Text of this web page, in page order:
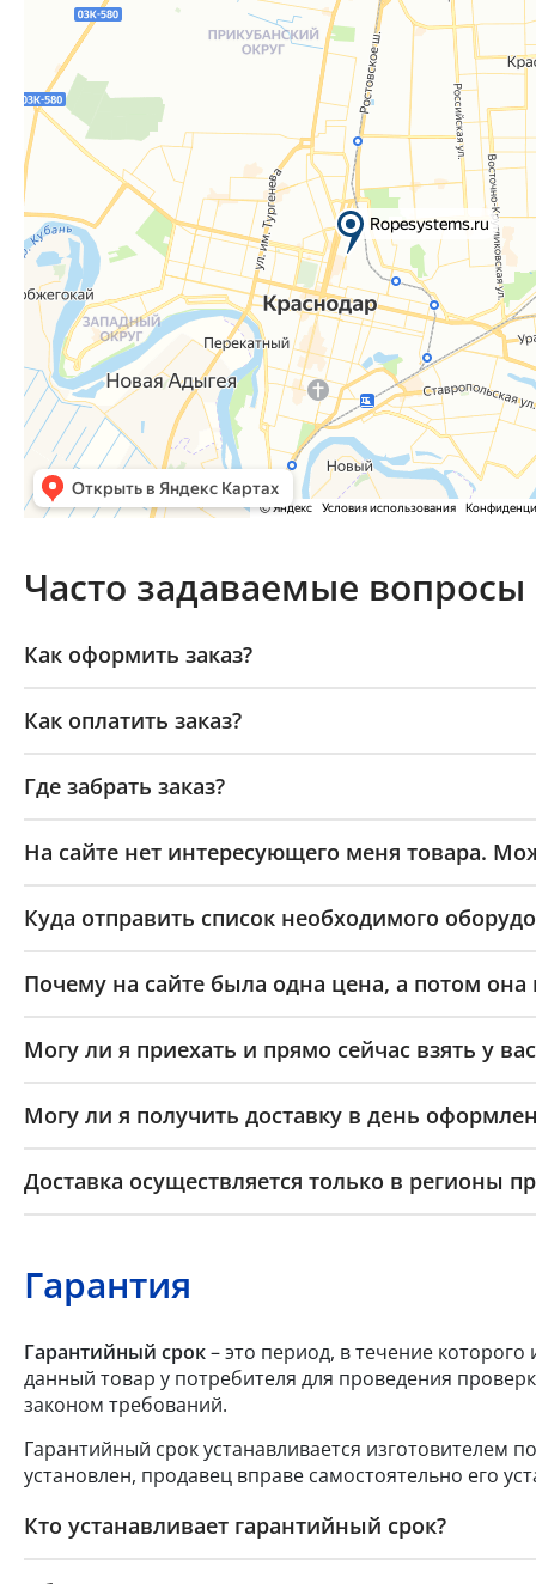
Часто задаваемые вопросы
Как оформить заказ?
Как оплатить заказ?
Где забрать заказ?
На сайте нет интересующего меня товара.
Куда отправить список необходимого
Почему на сайте была одна цена, а потом она
Могу ли я приехать и прямо сейчас взять у
Могу ли я получить доставку в день
Доставка осуществляется только в регионы
Гарантия
Гарантийный срок– это период, в течение которого
данный товар у потребителя для проведения
законом требований.
Гарантийный срок устанавливается изготовителем
установлен, продавец вправе самостоятельно его
Кто устанавливает гарантийный срок?